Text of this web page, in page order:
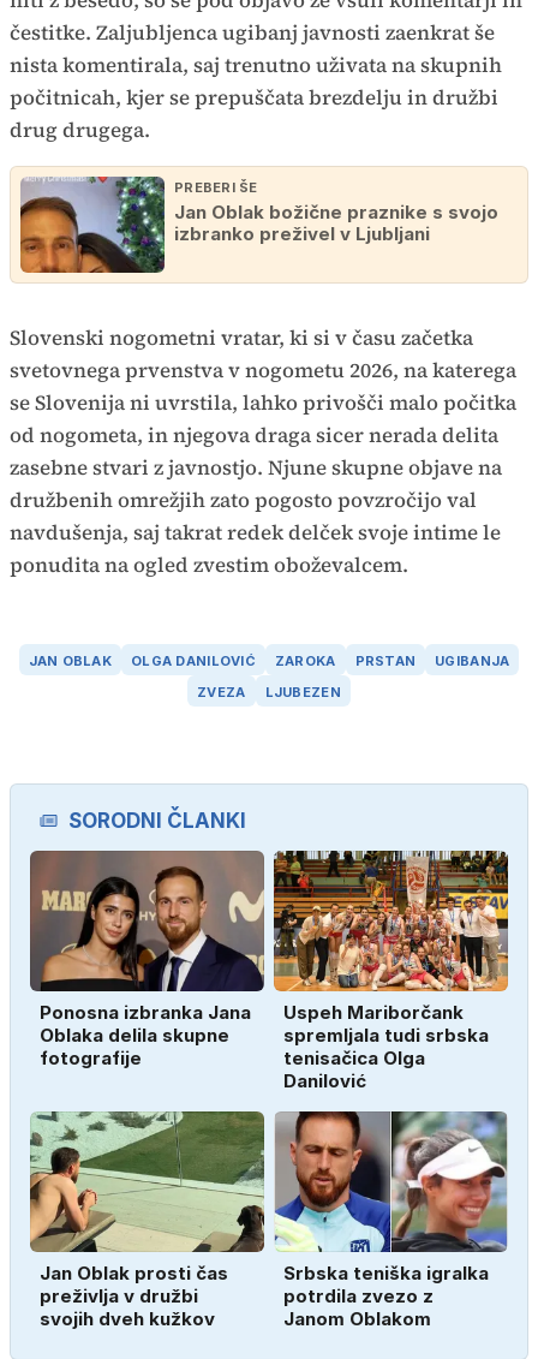
čestitke. Zaljubljenca ugibanj javnosti zaenkrat še
nista komentirala, saj trenutno uživata na skupnih
počitnicah, kjer se prepuščata brezdelju in družbi
drug drugega.
PREBERI ŠE
Jan Oblak božične praznike s svojo
izbranko preživel v Ljubljani
Slovenski nogometni vratar, ki si v času začetka
svetovnega prvenstva v nogometu 2026, na katerega
se Slovenija ni uvrstila, lahko privošči malo počitka
od nogometa, in njegova draga sicer nerada delita
zasebne stvari z javnostjo. Njune skupne objave na
družbenih omrežjih zato pogosto povzročijo val
navdušenja, saj takrat redek delček svoje intime le
ponudita na ogled zvestim oboževalcem.
JAN OBLAK OLGA DANILOVIĆ ZAROKA PRSTAN
UGIBANJA
ZVEZA
LJUBEZEN
SORODNI ČLANKI
Ponosna izbranka Jana
Oblaka delila skupne
fotografije
Uspeh Mariborčank
spremljala tudi srbska
tenisačica Olga
Danilović
Jan Oblak prosti čas
preživlja v družbi
svojih dveh kužkov
Srbska teniška igralka
potrdila zvezo z
Janom Oblakom